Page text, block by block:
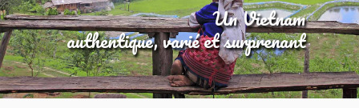
Un Vietnam
authentique, varié et surprenant